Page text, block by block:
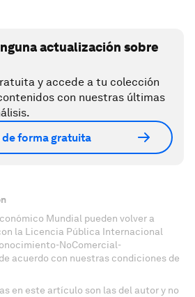
actualización sobre
y accede a tu colección
con nuestras últimas
forma gratuita
Mundial pueden volver a
la Licencia Pública Internacional
NoComercial-
acuerdo con nuestras condiciones de
en este artículo son las del autor y no